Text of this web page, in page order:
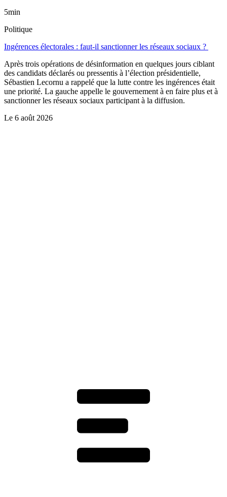
5min
Politique
Ingérences électorales : faut-il sanctionner les réseaux sociaux ?
Après trois opérations de désinformation en quelques jours ciblant
des candidats déclarés ou pressentis à l’élection présidentielle,
Sébastien Lecornu a rappelé que la lutte contre les ingérences était
une priorité. La gauche appelle le gouvernement à en faire plus et à
sanctionner les réseaux sociaux participant à la diffusion.
Le 6 août 2026